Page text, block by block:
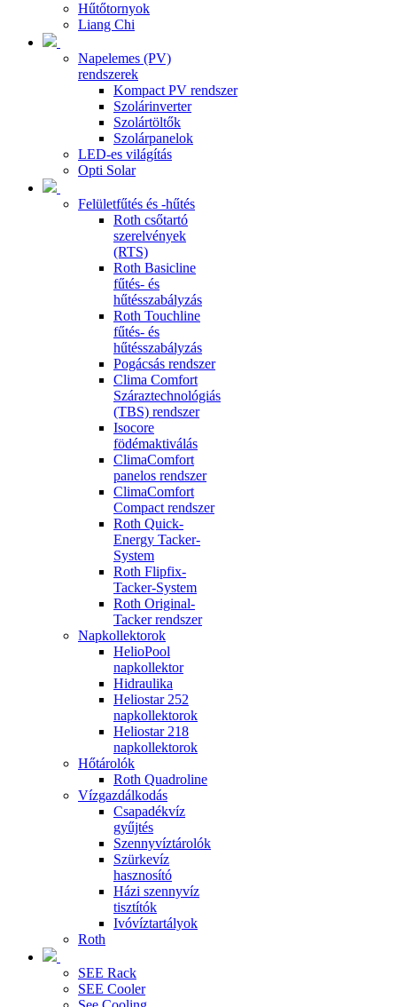
Hűtőtornyok
Liang Chi
Napelemes (PV)
rendszerek
Kompact PV rendszer
Szolárinverter
Szolártöltők
Szolárpanelok
LED-es világítás
Opti Solar
Felületfűtés és -hűtés
Roth csőtartó
szerelvények
(RTS)
Roth Basicline
fűtés- és
hűtésszabályzás
Roth Touchline
fűtés- és
hűtésszabályzás
Pogácsás rendszer
Clima Comfort
Száraztechnológiás
(TBS) rendszer
Isocore
födémaktiválás
ClimaComfort
panelos rendszer
ClimaComfort
Compact rendszer
Roth Quick-
Energy Tacker-
System
Roth Flipfix-
Tacker-System
Roth Original-
Tacker rendszer
Napkollektorok
HelioPool
napkollektor
Hidraulika
Heliostar 252
napkollektorok
Heliostar 218
napkollektorok
Hőtárolók
Roth Quadroline
Vízgazdálkodás
Csapadékvíz
gyűjtés
Szennyvíztárolók
Szürkevíz
hasznosító
Házi szennyvíz
tisztítók
Ivóvíztartályok
Roth
SEE Rack
SEE Cooler